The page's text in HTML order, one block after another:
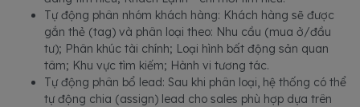
Tự động phân nhóm khách hàng: Khách hàng sẽ được
gắn thẻ (tag) và phân loại theo: Nhu cầu (mua ở/đầu
tư); Phân khúc tài chính; Loại hình bất động sản quan
tâm; Khu vực tìm kiếm; Hành vi tương tác.
Tự động phân bổ lead: Sau khi phân loại, hệ thống có thể
tự động chia (assign) lead cho sales phù hợp dựa trên